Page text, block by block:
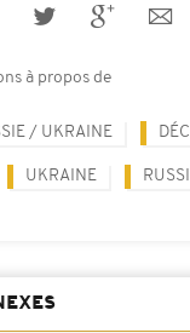
à propos de
/ UKRAINE
UKRAINE